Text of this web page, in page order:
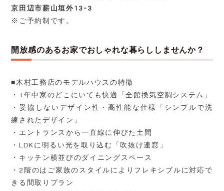
京田辺市薪山垣外13-3
※ご予約制です。
開放感のあるお家でおしゃれな暮らししませんか？
■木村工務店のモデルハウスの特徴
・1年中家のどこにいても快適「全館換気空調システム」
・妥協しないデザイン性・高性能な仕様「シンプルで洗
練されたデザイン」
・エントランスから一直線に伸びた土間
・LDKに明るい光を取り込む「吹抜け連窓」
・キッチン横並びのダイニングスペース
・2階のはご家族のスタイルによりフレキシブルに対応で
きる間取りプラン